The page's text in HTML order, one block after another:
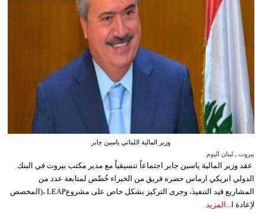
وزير المالية اللبناني ياسين جابر
بيروت ـ لبنان اليوم
عقد وزير المالية ياسين جابر اجتماعاً تنسيقياً مع مدير مكتب بيروت في البنك
الدولي انريكي ارماس حضره فريق من الخبراء خُصِّص لمتابعة عدد من
المشاريع قيد التنفيذ، وجرى التركيز بشكل خاص على مشروعLEAP ،(المخصص
لإعادة ا... المزيد